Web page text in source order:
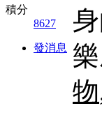
積分
8627
發消息
物